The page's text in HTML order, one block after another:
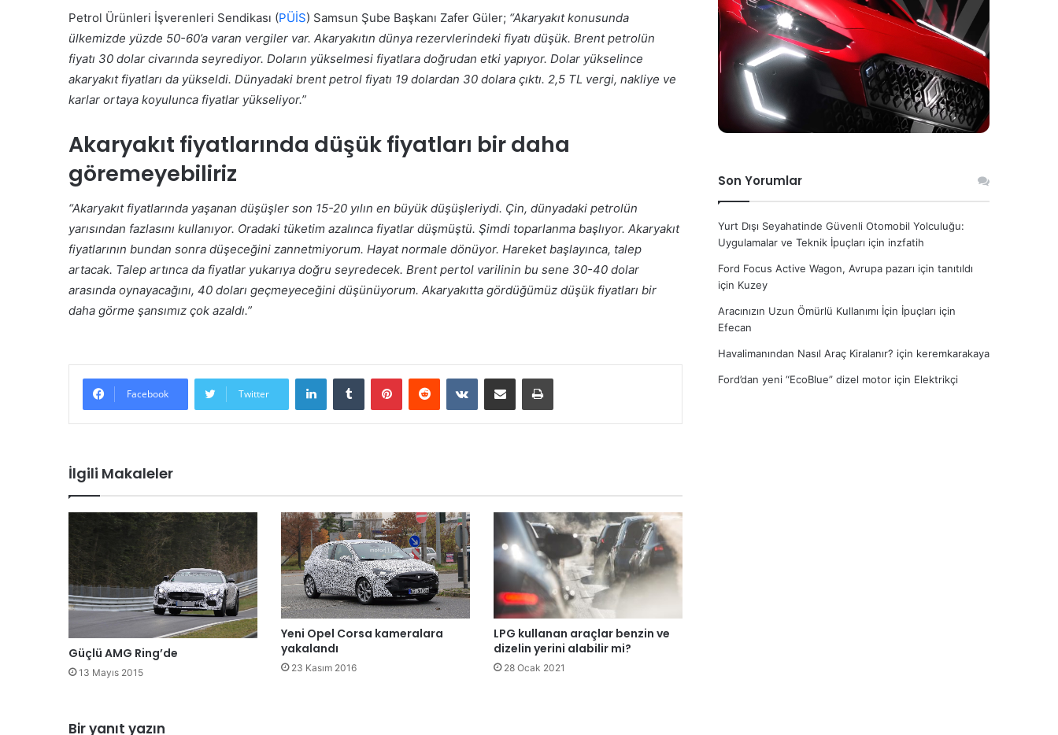
Petrol Ürünleri İşverenleri Sendikası (PÜİS) Samsun Şube Başkanı Zafer Güler; “Akaryakıt konusunda
ülkemizde yüzde 50-60’a varan vergiler var. Akaryakıtın dünya rezervlerindeki fiyatı düşük. Brent petrolün
fiyatı 30 dolar civarında seyrediyor. Doların yükselmesi fiyatlara doğrudan etki yapıyor. Dolar yükselince
akaryakıt fiyatları da yükseldi. Dünyadaki brent petrol fiyatı 19 dolardan 30 dolara çıktı. 2,5 TL vergi, nakliye ve
karlar ortaya koyulunca fiyatlar yükseliyor.”
Akaryakıt fiyatlarında düşük fiyatları bir daha
göremeyebiliriz
“Akaryakıt fiyatlarında yaşanan düşüşler son 15-20 yılın en büyük düşüşleriydi. Çin, dünyadaki petrolün
yarısından fazlasını kullanıyor. Oradaki tüketim azalınca fiyatlar düşmüştü. Şimdi toparlanma başlıyor. Akaryakıt
fiyatlarının bundan sonra düşeceğini zannetmiyorum. Hayat normale dönüyor. Hareket başlayınca, talep
artacak. Talep artınca da fiyatlar yukarıya doğru seyredecek. Brent pertol varilinin bu sene 30-40 dolar
arasında oynayacağını, 40 doları geçmeyeceğini düşünüyorum. Akaryakıtta gördüğümüz düşük fiyatları bir
daha görme şansımız çok azaldı.”
Facebook Twitter
İlgili Makaleler
Güçlü AMG Ring’de
13 Mayıs 2015
Yeni Opel Corsa kameralara
yakalandı
23 Kasım 2016
LPG kullanan araçlar benzin ve
dizelin yerini alabilir mi?
28 Ocak 2021
Bir yanıt yazın
Son Yorumlar
Yurt Dışı Seyahatinde Güvenli Otomobil Yolculuğu:
Uygulamalar ve Teknik İpuçları için inzfatih
Ford Focus Active Wagon, Avrupa pazarı için tanıtıldı
için Kuzey
Aracınızın Uzun Ömürlü Kullanımı İçin İpuçları için
Efecan
Havalimanından Nasıl Araç Kiralanır? için keremkarakaya
Ford’dan yeni “EcoBlue” dizel motor için Elektrikçi